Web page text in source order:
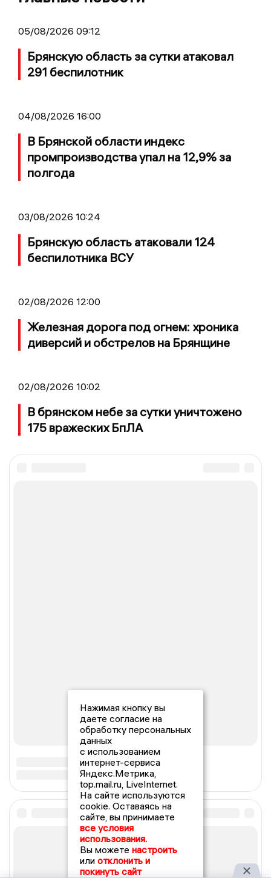
05/08/2026 09:12
Брянскую область за сутки атаковал
291 беспилотник
04/08/2026 16:00
В Брянской области индекс
промпроизводства упал на 12,9% за
полгода
03/08/2026 10:24
Брянскую область атаковали 124
беспилотника ВСУ
02/08/2026 12:00
Железная дорога под огнем: хроника
диверсий и обстрелов на Брянщине
02/08/2026 10:02
В брянском небе за сутки уничтожено
175 вражеских БпЛА
Нажимая кнопку вы
даете согласие на
обработку персональных
данных
с использованием
интернет-сервиса
Яндекс.Метрика,
top.mail.ru, LiveInternet.
На сайте используются
cookie. Оставаясь на
сайте, вы принимаете
все условия
использования.
Вы можете настроить
или отклонить и
покинуть сайт